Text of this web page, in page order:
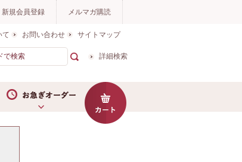
新規会員登録 メルマガ購読
て お問い合わせ
サイトマップ
詳細検索